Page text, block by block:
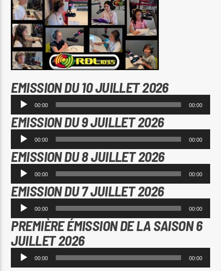
RDL Colmar
EMISSION DU 10 JUILLET 2026
Lecteur
audio
00:00 00:00
EMISSION DU 9 JUILLET 2026
Lecteur
audio
00:00 00:00
EMISSION DU 8 JUILLET 2026
Lecteur
audio
00:00 00:00
EMISSION DU 7 JUILLET 2026
Lecteur
audio
00:00 00:00
PREMIÈRE ÉMISSION DE LA SAISON 6
JUILLET 2026
Lecteur
audio
00:00 00:00